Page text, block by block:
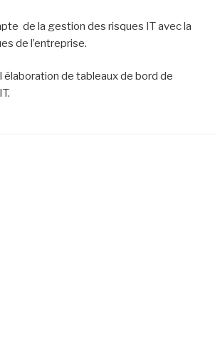
de la gestion des risques IT avec la
de l’entreprise.
élaboration de tableaux de bord de